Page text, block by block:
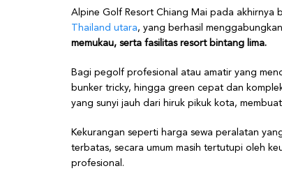
Alpine Golf Resort Chiang Mai pada akhirnya
Thailand utara, yang berhasil menggabungkan
memukau, serta fasilitas resort bintang lima.
Bagi pegolf profesional atau amatir yang
bunker tricky, hingga green cepat dan
yang sunyi jauh dari hiruk pikuk kota,
Kekurangan seperti harga sewa peralatan
terbatas, secara umum masih tertutupi oleh
profesional.